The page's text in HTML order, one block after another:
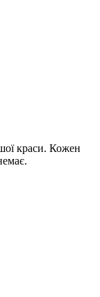
краси. Кожен